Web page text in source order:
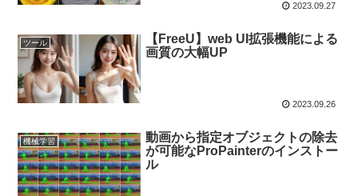
2023.09.27
ツール
【FreeU】web UI拡張機能による
画質の大幅UP
2023.09.26
機械学習
動画から指定オブジェクトの除去
が可能なProPainterのインストー
ル